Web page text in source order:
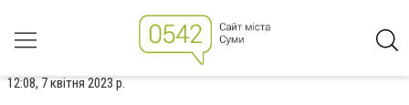
12:08, 7 квітня 2023 р.